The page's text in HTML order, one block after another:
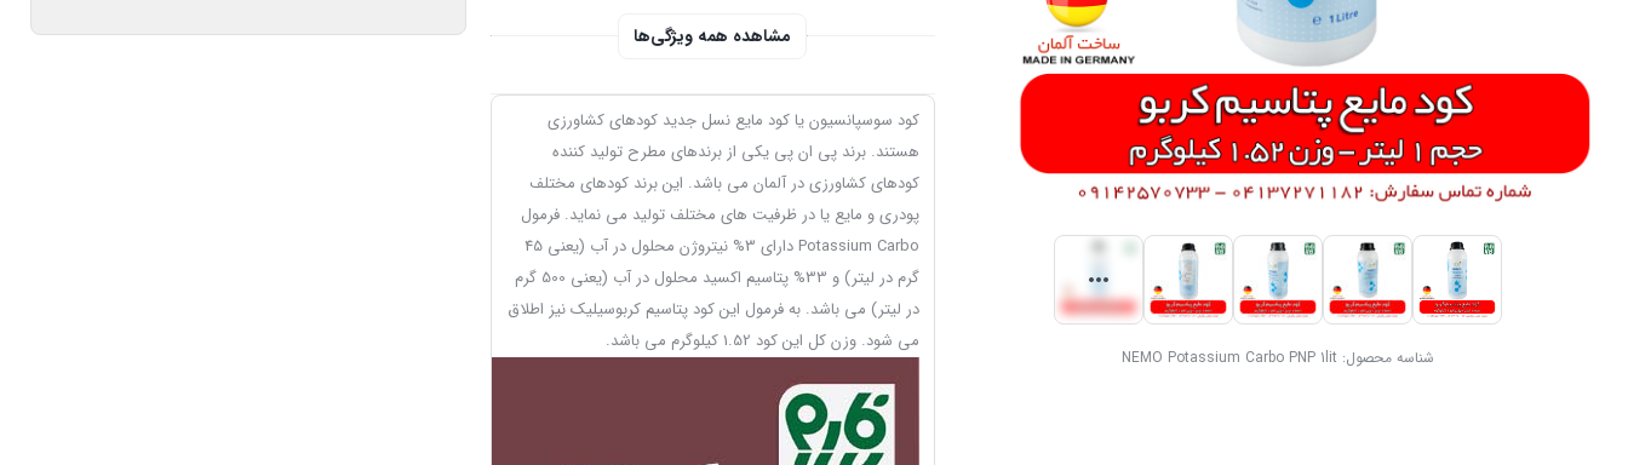
شناسه محصول: NEMO Potassium Carbo PNP 1lit
مشاهده همه ویژگی‌ها
کود سوسپانسیون یا کود مایع نسل جدید کودهای کشاورزی
هستند. برند پی ان پی یکی از برندهای مطرح تولید کننده
کودهای کشاورزی در آلمان می باشد. این برند کودهای مختلف
پودری و مایع یا در ظرفیت های مختلف تولید می نماید. فرمول
Potassium Carbo دارای 3% نیتروژن محلول در آب (یعنی 45
گرم در لیتر) و 33% پتاسیم اکسید محلول در آب (یعنی 500 گرم
در لیتر) می باشد. به فرمول این کود پتاسیم کربوسیلیک نیز اطلاق
می شود. وزن کل این کود 1.52 کیلوگرم می باشد.